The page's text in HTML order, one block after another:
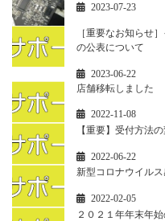
2023-07-23
［重要なお知らせ
の公表について
2023-06-22
店舗移転しました
2022-11-08
【重要】受付方法
2022-06-22
新型コロナウイル
2022-02-05
２０２１年年末年